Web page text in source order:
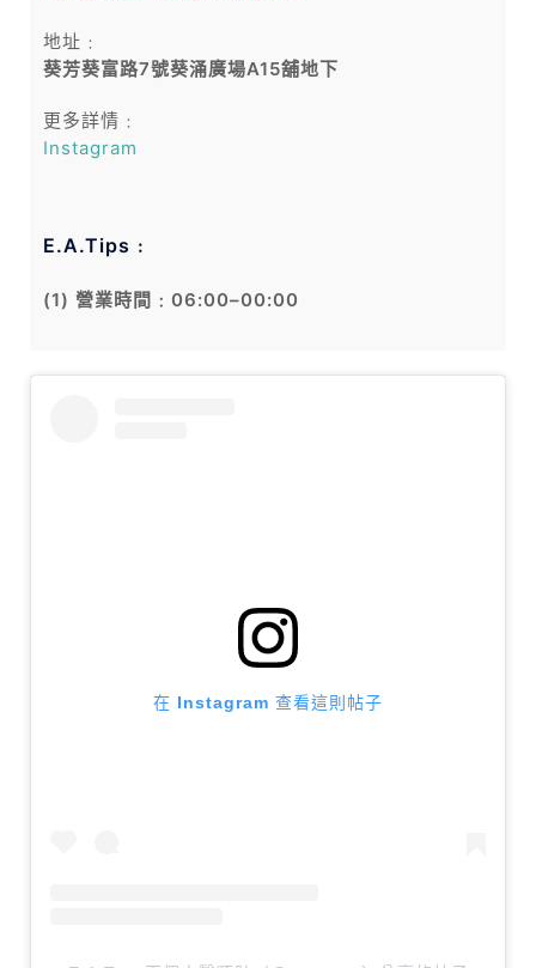
地址﹕
葵芳葵富路7號葵涌廣場A15舖地下
更多詳情﹕
Instagram
E.A.Tips﹕
(1) 營業時間﹕06:00–00:00
在 Instagram 查看這則帖子